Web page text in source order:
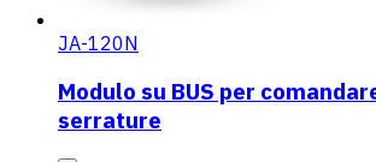
JA-120N
Modulo su BUS per
serrature